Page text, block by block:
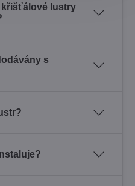
křišťálové lustry
s